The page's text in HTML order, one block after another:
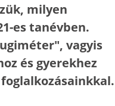
milyen
es tanévben.
vagyis
és gyerekhez